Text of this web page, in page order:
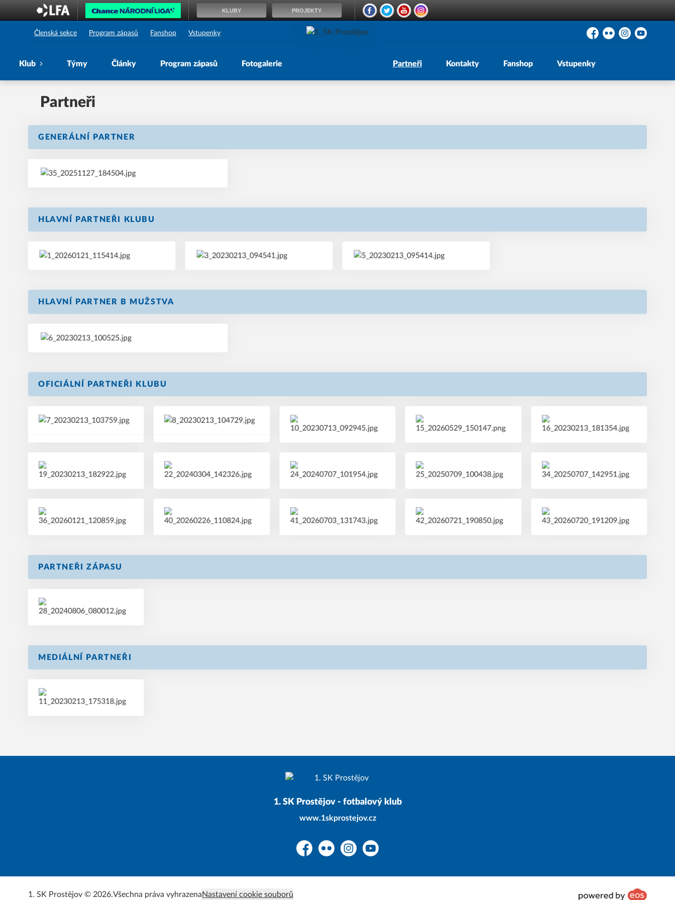
Členská sekce Program zápasů Fanshop Vstupenky
Facebook
Flickr Instagram
YouTube
Klub Týmy Články Program zápasů Fotogalerie Partneři Kontakty Fanshop Vstupenky
Partneři
GENERÁLNÍ PARTNER
HLAVNÍ PARTNEŘI KLUBU
HLAVNÍ PARTNER B MUŽSTVA
OFICIÁLNÍ PARTNEŘI KLUBU
PARTNEŘI ZÁPASU
MEDIÁLNÍ PARTNEŘI
1. SK Prostějov - fotbalový klub
www.1skprostejov.cz
FacebookFlickr InstagramYouTube
1. SK Prostějov © 2026.Všechna práva vyhrazenaNastavení cookie souborů
KLUBY PROJEKTY